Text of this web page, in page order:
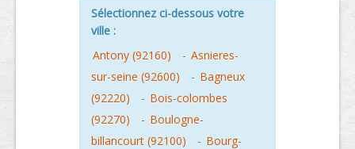
Sélectionnez ci-dessous votre
ville :
Antony (92160)
- Asnieres-
sur-seine (92600)
- Bagneux
(92220)
- Bois-colombes
(92270)
- Boulogne-
billancourt (92100)
- Bourg-